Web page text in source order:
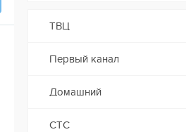
ТВЦ
Первый канал
Домашний
СТС